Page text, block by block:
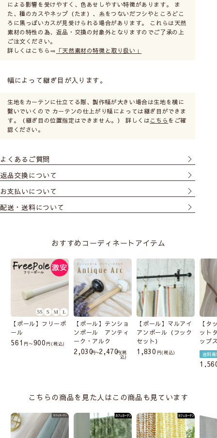
天然素材を使った
温かみのある優しい手触りとナチュラルな風合いが魅力
です。天然素材の特性をそのまま生かしているため、通
常のポリエステル素材のカーテンより環境の変化が表れ
返品・交換の対象外となります。ご了承ください。
洗濯によって縮みやすく、自重によって伸びる傾
向があります。
温度や湿度、結露などにより伸び縮みします。
紫外線による影響を受けやすく、色あせしやすい
特徴があります。
フシが目立ったり、ところどころに黒っぽいカス
が見受けられる場合があります。
による影響を受けやすく、色あせしやすい特徴があります。 ま
た、種のカスやネップ（たま）、糸をつないだフシやところどこ
ろに黒っぽいカスが見受けられる場合があります。 これらは天然
素材の特性の為、返品・交換の対象外となりますのでご了承の上
ご注文ください。
詳しくはこちら⇒ 「天然素材の特徴と取り扱い」
幅によって継ぎ目が入ります。
生地をカーテンに仕立てる際、製作幅が大きい場合は生地を横に
繋いでいくので カーテンの仕上がり幅によっては継ぎ目ができま
す。（継ぎ目の位置指定はできません。） 詳しくはこちら をご確
認ください。
よくあるご質問
返品交換について
お支払いについて
配送・送料について
おすすめコーディネートアイテム
【ポール】フリーポ
ール
561 〜900 税込
【ポール】テンショ
ンポール アンティ
ーク・アルク
2,030 〜2,470 税
込
【ポール】マルアイ
アンポール（フック
セット）
1,830 税込
【タ
ット
ップ
送料無
こちらの商品を見た人はこの商品も見ています